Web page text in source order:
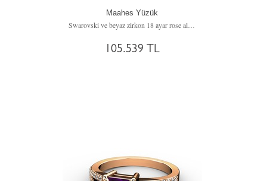
Maahes Yüzük
Swarovski ve beyaz zirkon 18 ayar rose altın yüzük
105.539 TL